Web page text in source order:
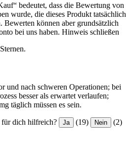
bedeutet, dass die Bewertung von
wurde, die dieses Produkt tatsächlich
Bewerten können aber grundsätzlich
bei uns haben. Hinweis schließen
und nach schweren Operationen; bei
besser als erwartet verlaufen;
täglich müssen es sein.
für dich hilfreich? Ja (19) Nein (2)